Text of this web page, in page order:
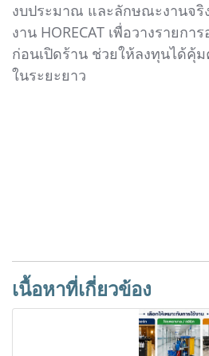
งบประมาณ และลักษณะงานจริ
งาน HORECAT เพื่อวางรายก
ก่อนเปิดร้าน ช่วยให้ลงทุนได้คุ้
ในระยะยาว
เนื้อหาที่เกี่ยวข้อง